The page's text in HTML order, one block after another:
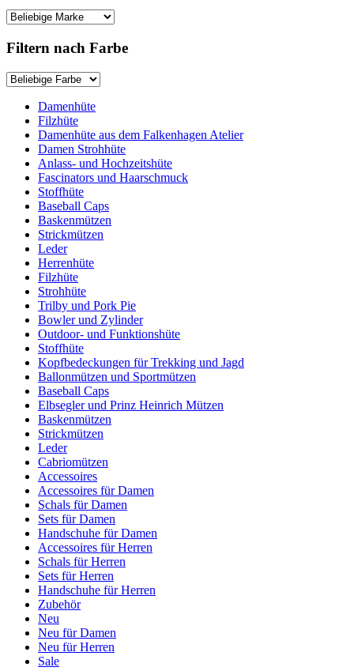
Filtern nach Farbe
Damenhüte
Filzhüte
Damenhüte aus dem Falkenhagen Atelier
Damen Strohhüte
Anlass- und Hochzeitshüte
Fascinators und Haarschmuck
Stoffhüte
Baseball Caps
Baskenmützen
Strickmützen
Leder
Herrenhüte
Filzhüte
Strohhüte
Trilby und Pork Pie
Bowler und Zylinder
Outdoor- und Funktionshüte
Stoffhüte
Kopfbedeckungen für Trekking und Jagd
Ballonmützen und Sportmützen
Baseball Caps
Elbsegler und Prinz Heinrich Mützen
Baskenmützen
Strickmützen
Leder
Cabriomützen
Accessoires
Accessoires für Damen
Schals für Damen
Sets für Damen
Handschuhe für Damen
Accessoires für Herren
Schals für Herren
Sets für Herren
Handschuhe für Herren
Zubehör
Neu
Neu für Damen
Neu für Herren
Sale